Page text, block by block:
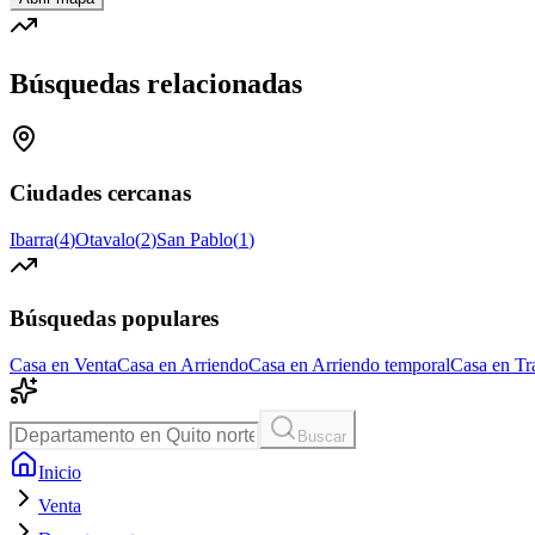
Búsquedas relacionadas
Ciudades cercanas
Ibarra(4)Otavalo(2)San Pablo(1)
Búsquedas populares
Casa en VentaCasa en ArriendoCasa en Arriendo temporalCasa en
Buscar
Inicio
Venta